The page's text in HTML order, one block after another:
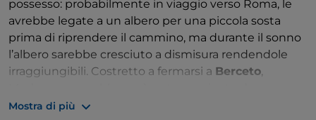
possesso: probabilmente in viaggio verso Roma, le
avrebbe legate a un albero per una piccola sosta
prima di riprendere il cammino, ma durante il sonno
l’albero sarebbe cresciuto a dismisura rendendole
irraggiungibili. Costretto a fermarsi a Berceto
Liutprandoprimo priore
Mostra di più